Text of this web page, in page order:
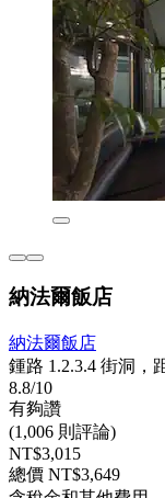
納法爾飯店
納法爾飯店
鍾路 1.2.3.4 街洞，
8.8/10
有夠讚
(1,006 則評論)
NT$3,015
總價 NT$3,649